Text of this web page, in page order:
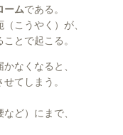
ームである。
こうやく）が、
とで起こる。
なくなると、
てしまう。
ど）にまで、